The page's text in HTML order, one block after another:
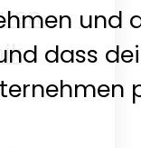
und
dass